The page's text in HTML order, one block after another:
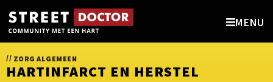
MENU
// ZORG ALGEMEEN
HARTINFARCT EN HERSTEL